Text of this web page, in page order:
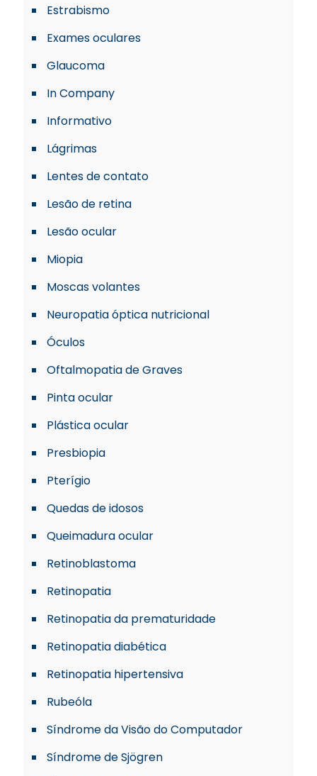
Estrabismo
Exames oculares
Glaucoma
In Company
Informativo
Lágrimas
Lentes de contato
Lesão de retina
Lesão ocular
Miopia
Moscas volantes
Neuropatia óptica nutricional
Óculos
Oftalmopatia de Graves
Pinta ocular
Plástica ocular
Presbiopia
Pterígio
Quedas de idosos
Queimadura ocular
Retinoblastoma
Retinopatia
Retinopatia da prematuridade
Retinopatia diabética
Retinopatia hipertensiva
Rubeóla
Síndrome da Visão do Computador
Síndrome de Sjögren